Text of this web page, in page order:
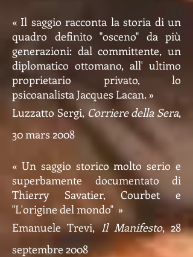
« Il saggio racconta la storia di un
quadro definito "osceno" da più
generazioni: dal committente, un
diplomatico ottomano, all' ultimo
proprietario privato, lo
psicoanalista Jacques Lacan. »
Luzzatto Sergi, Corriere della Sera,
30 mars 2008
« Un saggio storico molto serio e
superbamente documentato di
Thierry Savatier, Courbet e
"L'origine del mondo" »
Emanuele Trevi,Il Manifesto, 28
septembre 2008